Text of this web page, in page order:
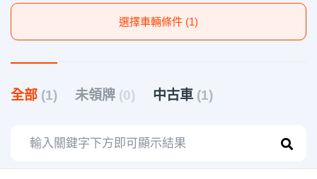
選擇車輛條件 (1)
全部 (1) 未領牌 (0) 中古車 (1)